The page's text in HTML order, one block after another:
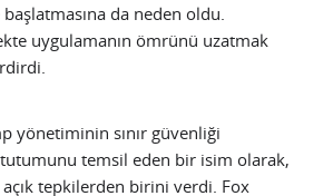
da neden oldu.
uygulamanın ömrünü uzatmak
yönetiminin sınır güvenliği
temsil eden bir isim olarak,
açık tepkilerden birini verdi. Fox